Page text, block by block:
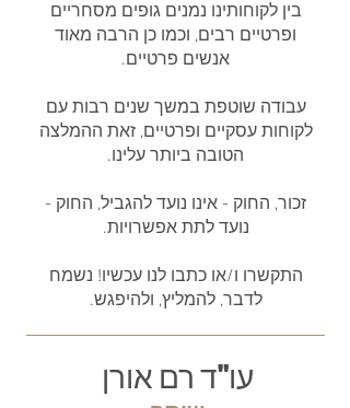
עו"ד רם אורן
בין לקוחותינו נמנים גופים מסחריים
ופרטיים רבים, וכמו כן הרבה מאוד
אנשים פרטיים.
עבודה שוטפת במשך שנים רבות עם
לקוחות עסקיים ופרטיים, זאת ההמלצה
הטובה ביותר עלינו.
זכור, החוק - אינו נועד להגביל, החוק -
נועד לתת אפשרויות.
התקשרו ו/או כתבו לנו עכשיו! נשמח
לדבר, להמליץ, ולהיפגש.